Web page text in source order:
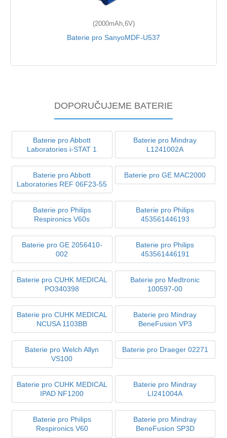
(2000mAh,6V)
Baterie pro SanyoMDF-U537
DOPORUČUJEME BATERIE
Baterie pro Abbott
Laboratories i-STAT 1
Baterie pro Mindray
L1241002A
Baterie pro Abbott
Laboratories REF 06F23-55
Baterie pro GE MAC2000
Baterie pro Philips
Respironics V60s
Baterie pro Philips
453561446193
Baterie pro GE 2056410-
002
Baterie pro Philips
453561446191
Baterie pro CUHK MEDICAL
PO340398
Baterie pro Medtronic
100597-00
Baterie pro CUHK MEDICAL
NCUSA 1103BB
Baterie pro Mindray
BeneFusion VP3
Baterie pro Welch Allyn
VS100
Baterie pro Draeger 02271
Baterie pro CUHK MEDICAL
IPAD NF1200
Baterie pro Mindray
LI241004A
Baterie pro Philips
Respironics V60
Baterie pro Mindray
BeneFusion SP3D